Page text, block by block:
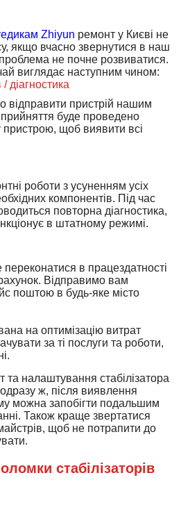
Zhiyun ремонт у Києві не
якщо вчасно звернутися в наш
не почне розвиватися.
виглядає наступним чином:
діагностика
відправити пристрій нашим
буде проведено
пристрою, щоб виявити всі
роботи з усуненням усіх
компонентів. Під час
повторна діагностика,
в штатному режимі.
в працездатності
Відправимо вам
поштою в будь-яке місто
на оптимізацію витрат
за ті послуги та роботи,
та налаштування стабілізатора
ж, після виявлення
можна запобігти подальшим
Також краще звертатися
щоб не потрапити до
стабілізаторів